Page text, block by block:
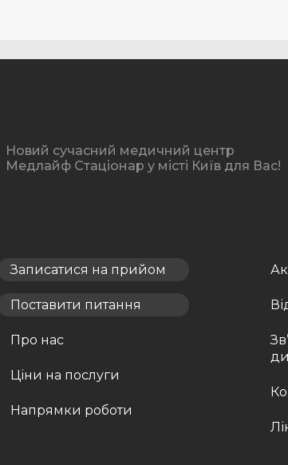
Новий сучасний медичний центр
Медлайф Стаціонар у місті Київ для Вас!
Записатися на прийом
Поставити питання
Про нас
Ціни на послуги
Напрямки роботи